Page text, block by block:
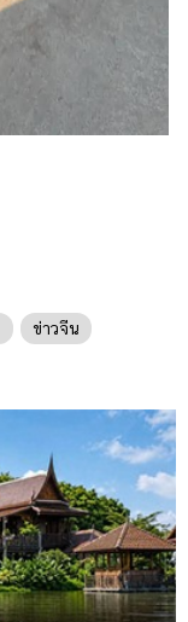
ข่าวจีน